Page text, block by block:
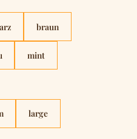
braun
mint
large